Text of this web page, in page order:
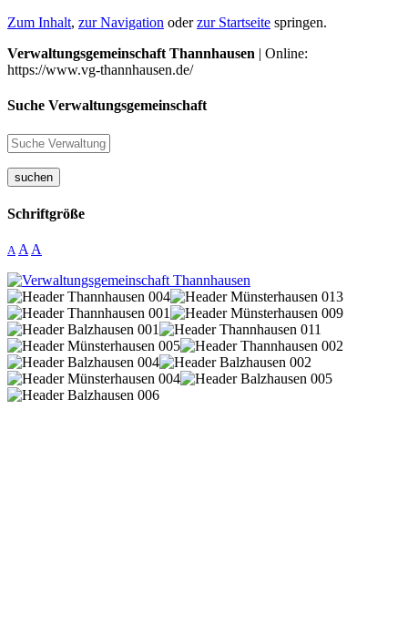
Zum Inhalt, zur Navigation oderzur Startseite springen.
Verwaltungsgemeinschaft Thannhausen | Online:
https://www.vg-thannhausen.de/
Suche Verwaltungsgemeinschaft
suchen
Schriftgröße
A A A